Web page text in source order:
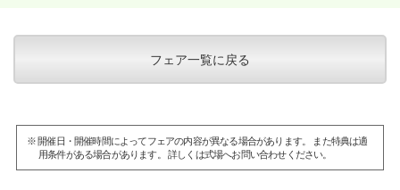
フェア一覧に戻る
※ 開催日・開催時間によってフェアの内容が異なる場合があります。 また特典は適
用条件がある場合があります。 詳しくは式場へお問い合わせください。